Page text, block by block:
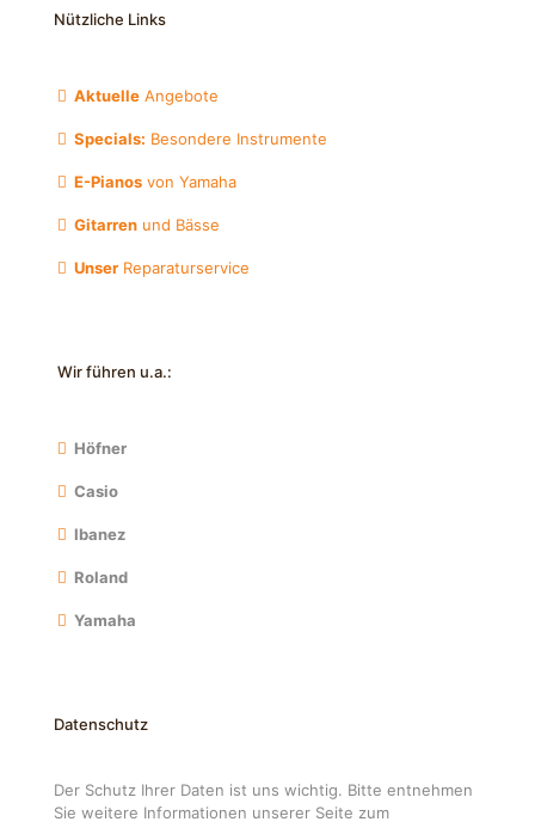
Nützliche Links
Aktuelle Angebote
Specials: Besondere Instrumente
E-Pianos von Yamaha
Gitarren und Bässe
Unser Reparaturservice
Wir führen u.a.:
Höfner
Casio
Ibanez
Roland
Yamaha
Datenschutz
Der Schutz Ihrer Daten ist uns wichtig. Bitte entnehmen
Sie weitere Informationen unserer Seite zum